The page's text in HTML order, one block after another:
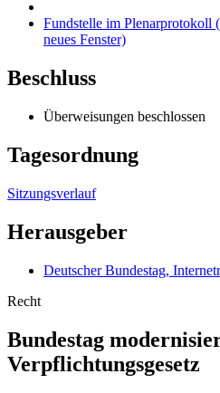
Fundstelle im Plenarprotokoll
neues Fenster)
Beschluss
Überweisungen beschlossen
Tagesordnung
Sitzungsverlauf
Herausgeber
Deutscher Bundestag,
Recht
Bundestag
Verpflichtungsgesetz